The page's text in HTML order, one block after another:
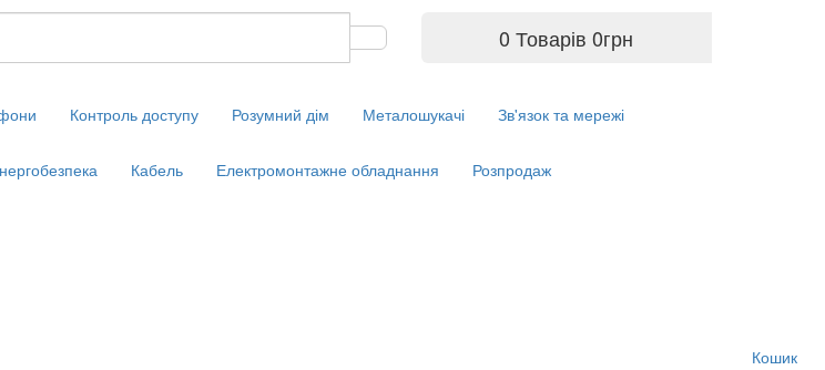
0 Товарів 0грн
Контроль доступу Розумний дім Металошукачі Зв'язок та мережі
Кабель Електромонтажне обладнання Розпродаж
Кошик